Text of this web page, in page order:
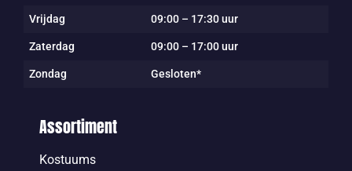
Vrijdag 09:00 – 17:30 uur
Zaterdag 09:00 – 17:00 uur
Zondag Gesloten*
Assortiment
Kostuums